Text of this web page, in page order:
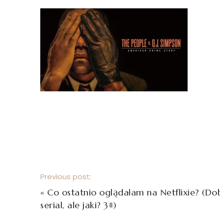
Previous post:
« Co ostatnio oglądałam na Netflixie?
serial, ale jaki? 3#)